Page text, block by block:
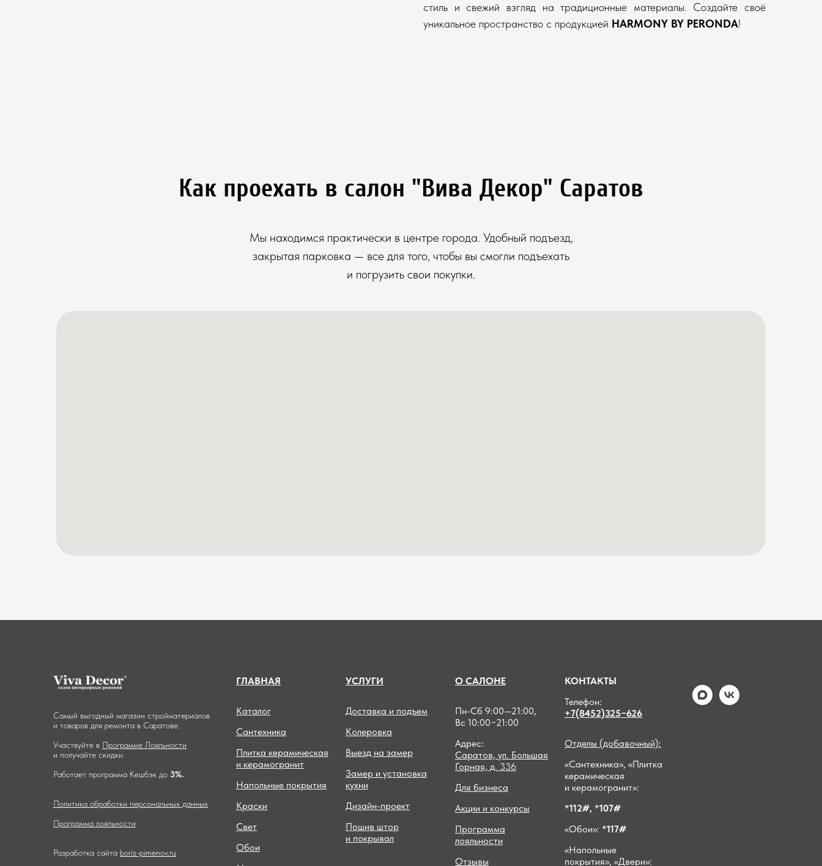
стиль и свежий взгляд на традиционные материалы. Создайте своё
уникальное пространство с продукцией HARMONY BY PERONDA!
Как проехать в салон "Вива Декор" Саратов
Мы находимся практически в центре города. Удобный подъезд,
закрытая парковка — все для того, чтобы вы смогли подъехать
и погрузить свои покупки.
Самый выгодный магазин стройматериалов
и товаров для ремонта в Саратове.
Участвуйте в Программе Лояльности
и получайте скидки.
Работает программа Кешбэк до 3%.
Политика обработки персональных данных
Программа лояльности
Разработка сайта boris-pimenov.ru
ГЛАВНАЯ
Каталог
Сантехника
Плитка керамическая
и керамогранит
Напольные покрытия
Краски
Свет
Обои
УСЛУГИ
Доставка и подъем
Колеровка
Выезд на замер
Замер и установка
кухни
Дизайн-проект
Пошив штор
и покрывал
О САЛОНЕ
Пн-Сб 9:00—21:00,
Вс 10:00−21:00
Адрес:
Саратов, ул. Большая
Горная, д. 336
Для бизнеса
Акции и конкурсы
Программа
лояльности
Отзывы
КОНТАКТЫ
Телефон:
+7(8452)325−626
Отделы (добавочный):
«Сантехника», «Плитка
керамическая
и керамогранит»:
*112#, *107#
«Обои»: *117#
«Напольные
покрытия», «Двери»: